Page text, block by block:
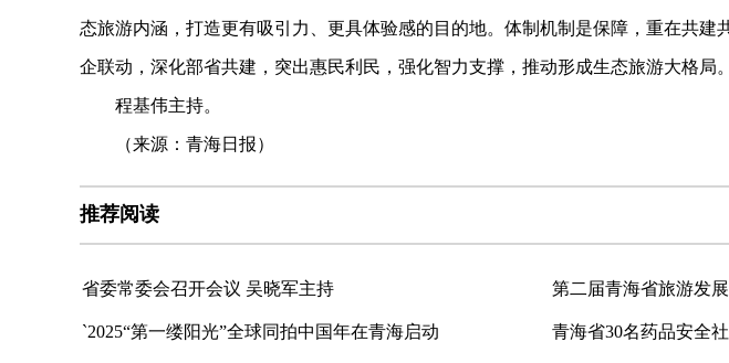
态旅游内涵，打造更有吸引力、更具体验感的目的地。体制机制是保障，重在共建
企联动，深化部省共建，突出惠民利民，强化智力支撑，推动形成生态旅游大格局。
程基伟主持。
（来源：青海日报）
推荐阅读
省委常委会召开会议 吴晓军主持 第二届青海省旅游发
`2025“第一缕阳光”全球同拍中国年在青海启动 青海省30名药品安全